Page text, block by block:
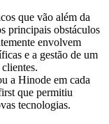
que vão além da
principais obstáculos
envolvem
e a gestão de um
a Hinode em cada
que permitiu
tecnologias.